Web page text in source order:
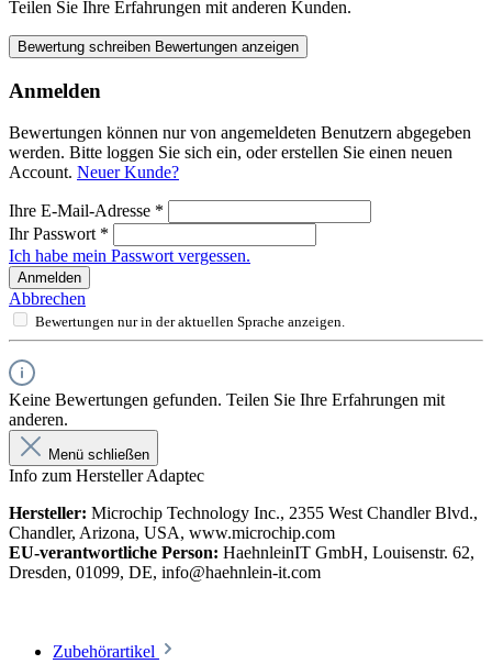
Teilen Sie Ihre Erfahrungen mit anderen Kunden.
Bewertung schreiben Bewertungen anzeigen
Anmelden
Bewertungen können nur von angemeldeten Benutzern abgegeben
werden. Bitte loggen Sie sich ein, oder erstellen Sie einen neuen
Account. Neuer Kunde?
Ihre E-Mail-Adresse *
Ihr Passwort *
Ich habe mein Passwort vergessen.
Anmelden
Abbrechen
Bewertungen nur in der aktuellen Sprache anzeigen.
Keine Bewertungen gefunden. Teilen Sie Ihre Erfahrungen mit
anderen.
Menü schließen
Info zum Hersteller Adaptec
Hersteller: Microchip Technology Inc., 2355 West Chandler Blvd.,
Chandler, Arizona, USA, www.microchip.com
EU-verantwortliche Person: HaehnleinIT GmbH, Louisenstr. 62,
Dresden, 01099, DE, info@haehnlein-it.com
Zubehörartikel